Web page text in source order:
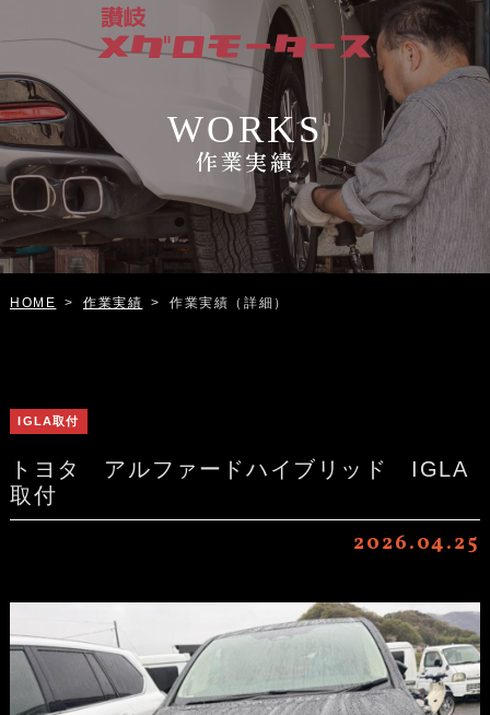
WORKS
作業実績
HOME > 作業実績 > 作業実績（詳細）
IGLA取付
トヨタ アルファードハイブリッド IGLA
取付
2026.04.25